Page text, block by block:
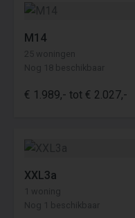
M14
25 woningen
Nog 18 beschikbaar
€ 1.989,- tot € 2.027,-
XXL3a
1 woning
Nog 1 beschikbaar